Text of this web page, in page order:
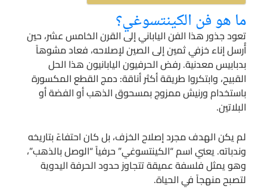
ما هو فن الكينتسوغي؟
تعود جذور هذا الفن الياباني إلى القرن الخامس عشر، حين
أُرسل إناء خزفي ثمين إلى الصين لإصلاحه، فعاد مشوهاً
بدبابيس معدنية. رفض الحرفيون اليابانيون هذا الحل
القبيح، وابتكروا طريقة أكثر أناقة: دمج القطع المكسورة
باستخدام ورنيش ممزوج بمسحوق الذهب أو الفضة أو
البلاتين.
لم يكن الهدف مجرد إصلاح الخزف، بل كان احتفاءً بتاريخه
وندباته. يعني اسم “الكينتسوغي” حرفياً “الوصل بالذهب”،
وهو يمثل فلسفة عميقة تتجاوز حدود الحرفة اليدوية
لتصبح منهجاً في الحياة.